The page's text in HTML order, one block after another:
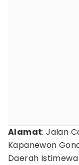
Alamat: Jalan
Kapanewon
Daerah